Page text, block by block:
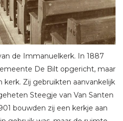
de Immanuelkerk. In 1887
De Bilt opgericht, maar
Zij gebruikten aanvankelijk
Steegje van Van Santen
bouwden zij een kerkje aan